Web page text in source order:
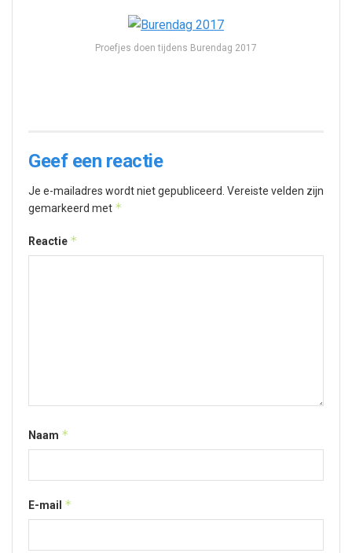
Proefjes doen tijdens Burendag 2017
Geef een reactie
Je e-mailadres wordt niet gepubliceerd. Vereiste velden zijn
gemarkeerd met *
Reactie *
Naam *
E-mail *